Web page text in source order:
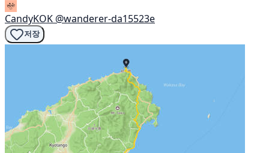
CandyKOK @wanderer-da15523e
저장